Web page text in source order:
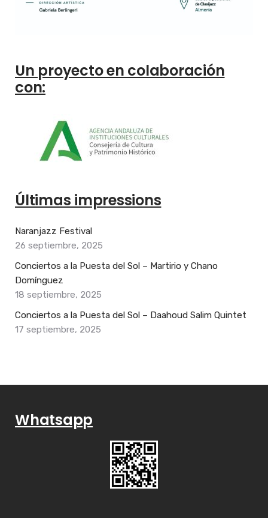
Un proyecto en colaboración
con:
Últimas impressions
Naranjazz Festival
26 septiembre, 2025
Conciertos a la Puesta del Sol – Martirio y Chano
Domínguez
18 septiembre, 2025
Conciertos a la Puesta del Sol – Daahoud Salim Quintet
17 septiembre, 2025
Whatsapp